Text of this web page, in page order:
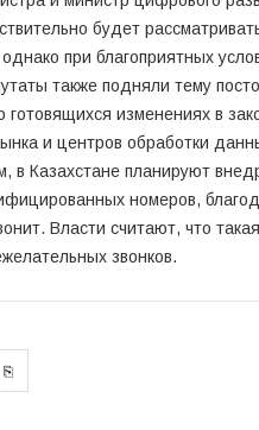
будет
при благоприятных
также подняли тему
готовящихся изменениях в
и центров обработки
в Казахстане планируют
номеров,
Власти считают, что
звонков.
⎘